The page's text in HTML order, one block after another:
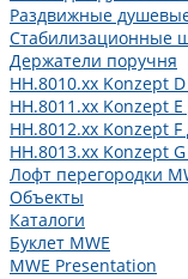
Раздвижные
Стабилизационные
Держатели поручня
HH.8010.xx Konzept
HH.8011.xx Konzept
HH.8012.xx Konzept
HH.8013.xx Konzept
Лофт перегородки
Объекты
Каталоги
Буклет MWE
MWE Presentation